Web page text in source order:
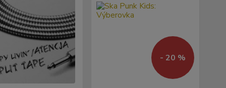
- 20 %